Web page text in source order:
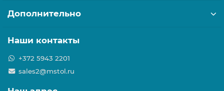
Дополнительно
Наши контакты
+372 5943 2201
sales2@mstol.ru